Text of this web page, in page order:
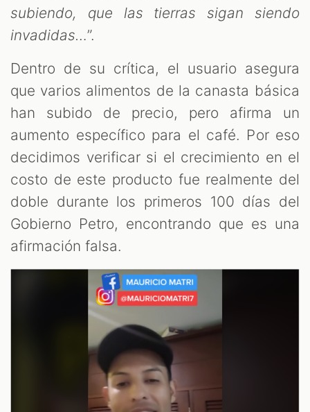
subiendo, que las tierras sigan siendo
invadidas…”.
Dentro de su crítica, el usuario asegura
que varios alimentos de la canasta básica
han subido de precio, pero afirma un
aumento específico para el café. Por eso
decidimos verificar si el crecimiento en el
costo de este producto fue realmente del
doble durante los primeros 100 días del
Gobierno Petro, encontrando que es una
afirmación falsa.